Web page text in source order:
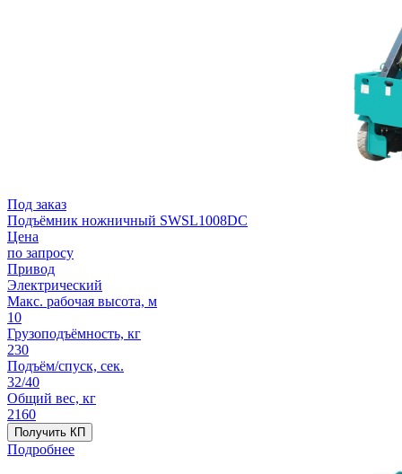
Под заказ
Подъёмник ножничный SWSL1008DC
Цена
по запросу
Привод
Электрический
Макс. рабочая высота, м
10
Грузоподъёмность, кг
230
Подъём/спуск, сек.
32/40
Общий вес, кг
2160
Получить КП
Подробнее